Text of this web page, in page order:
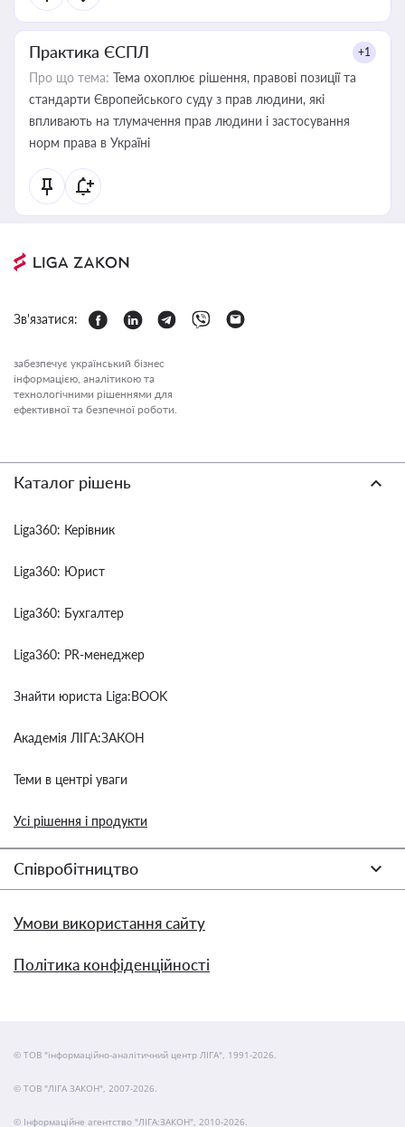
Практика ЄСПЛ +1
Про що тема: Тема охоплює рішення, правові позиції та
стандарти Європейського суду з прав людини, які
впливають на тлумачення прав людини і застосування
норм права в Україні
Зв'язатися:
забезпечує український бізнес
інформацією, аналітикою та
технологічними рішеннями для
ефективної та безпечної роботи.
Каталог рішень
Liga360: Керівник
Liga360: Юрист
Liga360: Бухгалтер
Liga360: PR-менеджер
Знайти юриста Liga:BOOK
Академія ЛІГА:ЗАКОН
Теми в центрі уваги
Усі рішення і продукти
Співробітництво
Умови використання сайту
Політика конфіденційності
© ТОВ "інформаційно-аналітичний центр ЛІГА", 1991-2026.
© ТОВ "ЛІГА ЗАКОН", 2007-2026.
© Інформаційне агентство "ЛІГА:ЗАКОН", 2010-2026.